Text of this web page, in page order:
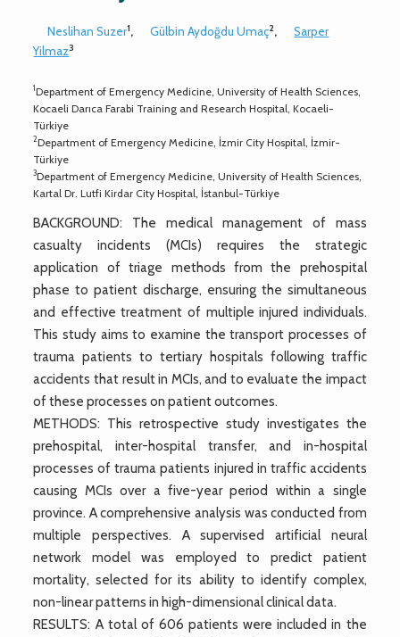
Neslihan Suzer1, Gülbin Aydoğdu Umaç2,
Sarper
Yilmaz3
1Department of Emergency Medicine, University of Health Sciences,
Kocaeli Darıca Farabi Training and Research Hospital, Kocaeli-
Türkiye
2Department of Emergency Medicine, İzmir City Hospital, İzmir-
Türkiye
3Department of Emergency Medicine, University of Health Sciences,
Kartal Dr. Lutfi Kirdar City Hospital, İstanbul-Türkiye
BACKGROUND: The medical management of mass
casualty incidents (MCIs) requires the strategic
application of triage methods from the prehospital
phase to patient discharge, ensuring the simultaneous
and effective treatment of multiple injured individuals.
This study aims to examine the transport processes of
trauma patients to tertiary hospitals following traffic
accidents that result in MCIs, and to evaluate the impact
of these processes on patient outcomes.
METHODS: This retrospective study investigates the
prehospital, inter-hospital transfer, and in-hospital
processes of trauma patients injured in traffic accidents
causing MCIs over a five-year period within a single
province. A comprehensive analysis was conducted from
multiple perspectives. A supervised artificial neural
network model was employed to predict patient
mortality, selected for its ability to identify complex,
non-linear patterns in high-dimensional clinical data.
RESULTS: A total of 606 patients were included in the